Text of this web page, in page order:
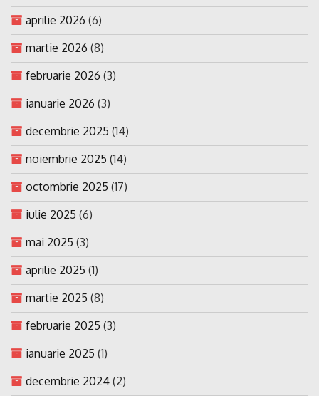
aprilie 2026 (6)
martie 2026 (8)
februarie 2026 (3)
ianuarie 2026 (3)
decembrie 2025 (14)
noiembrie 2025 (14)
octombrie 2025 (17)
iulie 2025 (6)
mai 2025 (3)
aprilie 2025 (1)
martie 2025 (8)
februarie 2025 (3)
ianuarie 2025 (1)
decembrie 2024 (2)